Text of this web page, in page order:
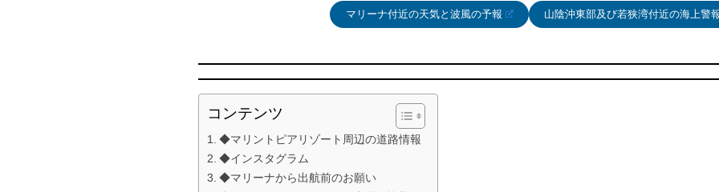
マリーナ付近の天気と波風の予報 山陰沖東部及び若狭湾付近の海上警
コンテンツ
◆マリントピアリゾート周辺の道路情報
◆インスタグラム
◆マリーナから出航前のお願い